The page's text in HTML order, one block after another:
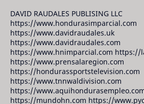
DAVID RAUDALES PUBLISING LLC
https://www.hondurasimparcial.com
https://www.davidraudales.uk
https://www.davidraudales.com
https://www.hnimparcial.com https://
https://www.prensalaregion.com
https://hondurassportstelevision.com
https://www.tnnwaldivision.com
https://
https://mundohn.com https://